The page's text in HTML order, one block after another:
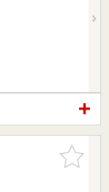
お気に入
りに追加